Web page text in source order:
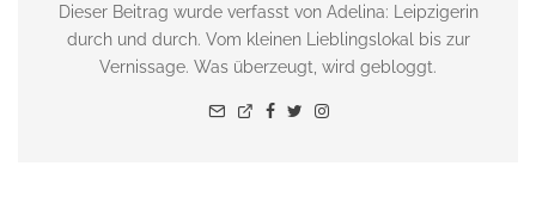
Dieser Beitrag wurde verfasst von Adelina: Leipzigerin
durch und durch. Vom kleinen Lieblingslokal bis zur
Vernissage. Was überzeugt, wird gebloggt.